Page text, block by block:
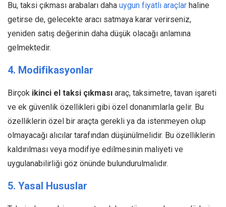
Bu, taksi çıkması arabaları daha uygun fiyatlı araçlar haline
getirse de, gelecekte aracı satmaya karar verirseniz,
yeniden satış değerinin daha düşük olacağı anlamına
gelmektedir.
4. Modifikasyonlar
Birçok ikinci el taksi çıkması araç, taksimetre, tavan işareti
ve ek güvenlik özellikleri gibi özel donanımlarla gelir. Bu
özelliklerin özel bir araçta gerekli ya da istenmeyen olup
olmayacağı alıcılar tarafından düşünülmelidir. Bu özelliklerin
kaldırılması veya modifiye edilmesinin maliyeti ve
uygulanabilirliği göz önünde bulundurulmalıdır.
5. Yasal Hususlar